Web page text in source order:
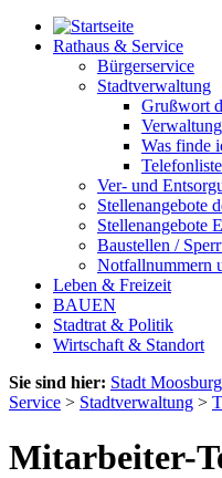
Rathaus & Service
Bürgerservice
Stadtverwaltung
Grußwort
Was finde
Telefonliste
Ver- und
Stellenangebote
Stellenangebote
Baustellen /
Notfallnummern
Leben & Freizeit
BAUEN
Stadtrat & Politik
Wirtschaft & Standort
Sie sind hier: Stadt Moosburg
Service > Stadtverwaltung >
Mitarbeiter-